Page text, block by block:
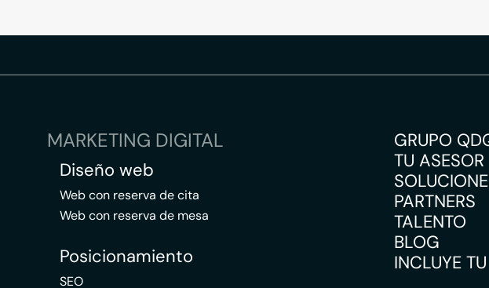
MARKETING DIGITAL
Diseño web
Web con reserva de cita
Web con reserva de mesa
Posicionamiento
SEO
GRUPO
TU ASESOR
PARTNERS
TALENTO
BLOG
INCLUYE